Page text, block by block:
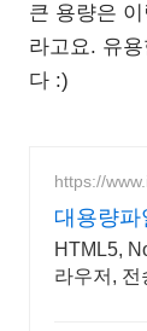
큰 용량은
라고요. 유
다 :)
https://
대용량파
송
HTML5,
라우저, 전